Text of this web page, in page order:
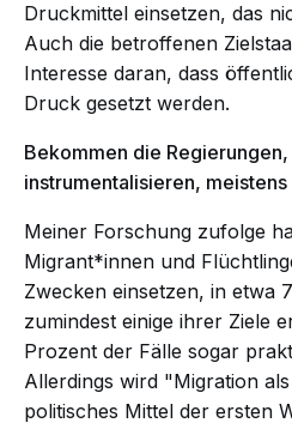
Druckmittel einsetzen, das
Auch die betroffenen
Interesse daran, dass
Druck gesetzt werden.
Bekommen die
instrumentalisieren,
Meiner Forschung zufolge
Migrant*innen und
Zwecken einsetzen, in etwa
zumindest einige ihrer Ziele
Prozent der Fälle sogar
Allerdings wird "Migration
politisches Mittel der ersten